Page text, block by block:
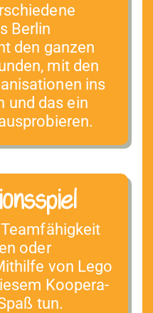
Berlin
den ganzen
mit den
ins
und das ein
oder
von Lego
Koop­er­a­
tun.